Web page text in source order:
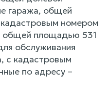
гаража, общей
номером
общей площадью 531
обслуживания
с кадастровым
по адресу –